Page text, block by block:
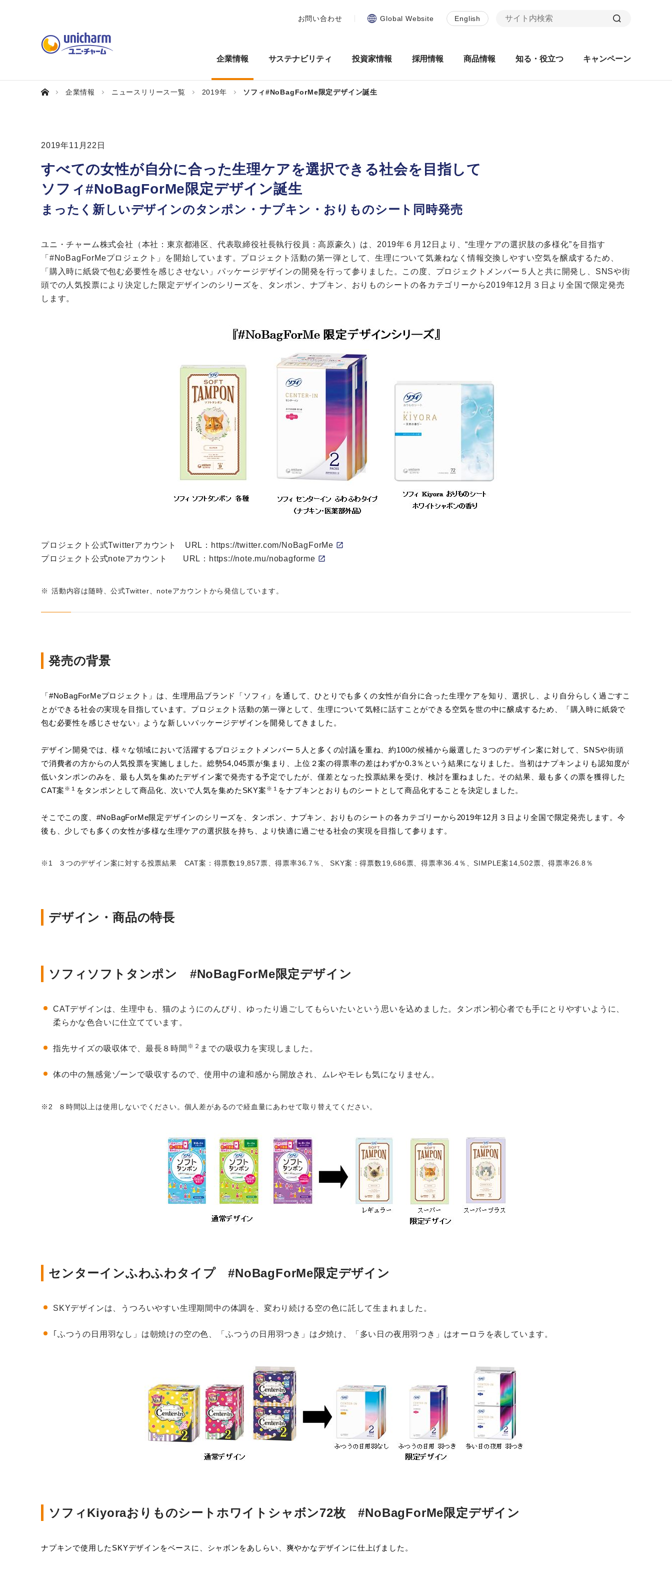
企業情報 サステナビリティ 投資家情報 採用情報 商品情報 知る・役立つ キャンペーン
お問い合わせ Global Website English
企業情報 ニュースリリース一覧 2019年 ソフィ#NoBagForMe限定デザイン誕生
2019年11月22日
すべての女性が自分に合った生理ケアを選択できる社会を目指して
ソフィ#NoBagForMe限定デザイン誕生
まったく新しいデザインのタンポン・ナプキン・おりものシート同時発売
ユニ・チャーム株式会社（本社：東京都港区、代表取締役社長執行役員：高原豪久）は、2019年６月12日より、“生理ケアの選択肢の多様化”を目指す
「#NoBagForMeプロジェクト」を開始しています。プロジェクト活動の第一弾として、生理について気兼ねなく情報交換しやすい空気を醸成するため、
「購入時に紙袋で包む必要性を感じさせない」パッケージデザインの開発を行って参りました。この度、プロジェクトメンバー５人と共に開発し、SNSや街
頭での人気投票により決定した限定デザインのシリーズを、タンポン、ナプキン、おりものシートの各カテゴリーから2019年12月３日より全国で限定発売
します。
プロジェクト公式Twitterアカウント URL： https://twitter.com/NoBagForMe
プロジェクト公式noteアカウント URL： https://note.mu/nobagforme
活動内容は随時、公式Twitter、noteアカウントから発信しています。
発売の背景
「#NoBagForMeプロジェクト」は、生理用品ブランド「ソフィ」を通して、ひとりでも多くの女性が自分に合った生理ケアを知り、選択し、より自分らしく過ごすこ
とができる社会の実現を目指しています。プロジェクト活動の第一弾として、生理について気軽に話すことができる空気を世の中に醸成するため、「購入時に紙袋で
包む必要性を感じさせない」ような新しいパッケージデザインを開発してきました。
デザイン開発では、様々な領域において活躍するプロジェクトメンバー５人と多くの討議を重ね、約100の候補から厳選した３つのデザイン案に対して、SNSや街頭
で消費者の方からの人気投票を実施しました。総勢54,045票が集まり、上位２案の得票率の差はわずか0.3％という結果になりました。当初はナプキンよりも認知度が
低いタンポンのみを、最も人気を集めたデザイン案で発売する予定でしたが、僅差となった投票結果を受け、検討を重ねました。その結果、最も多くの票を獲得した
CAT案 ※１ をタンポンとして商品化、次いで人気を集めたSKY案 ※１ をナプキンとおりものシートとして商品化することを決定しました。
そこでこの度、#NoBagForMe限定デザインのシリーズを、タンポン、ナプキン、おりものシートの各カテゴリーから2019年12月３日より全国で限定発売します。今
後も、少しでも多くの女性が多様な生理ケアの選択肢を持ち、より快適に過ごせる社会の実現を目指して参ります。
３つのデザイン案に対する投票結果 CAT案：得票数19,857票、得票率36.7％、 SKY案：得票数19,686票、得票率36.4％、SIMPLE案14,502票、得票率26.8％
デザイン・商品の特長
ソフィソフトタンポン #NoBagForMe限定デザイン
CATデザインは、生理中も、猫のようにのんびり、ゆったり過ごしてもらいたいという思いを込めました。タンポン初心者でも手にとりやすいように、
柔らかな色合いに仕立てています。
指先サイズの吸収体で、最長８時間 ※２ までの吸収力を実現しました。
体の中の無感覚ゾーンで吸収するので、使用中の違和感から開放され、ムレやモレも気になりません。
８時間以上は使用しないでください。個人差があるので経血量にあわせて取り替えてください。
センターインふわふわタイプ #NoBagForMe限定デザイン
SKYデザインは、うつろいやすい生理期間中の体調を、変わり続ける空の色に託して生まれました。
｢ふつうの日用羽なし」は朝焼けの空の色、「ふつうの日用羽つき」は夕焼け、「多い日の夜用羽つき」はオーロラを表しています。
ソフィKiyoraおりものシートホワイトシャボン72枚 #NoBagForMe限定デザイン
ナプキンで使用したSKYデザインをベースに、シャボンをあしらい、爽やかなデザインに仕上げました。